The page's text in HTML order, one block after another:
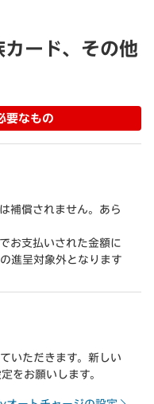
ード、その他
要なもの
補償されません。あら
お支払いされた金額に
進呈対象外となります
いただきます。新しい
をお願いします。